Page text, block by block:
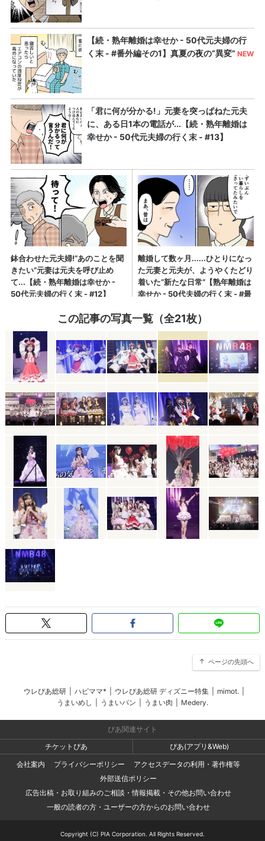
この記事の写真一覧（全21枚）
ページの先頭へ
ウレぴあ総研 ハピママ* ウレぴあ総研 ディズニー特集 mimot.
うまいめし
うまいパン うまい肉 Medery.
ぴあ関連サイト
チケットぴあ
ぴあ(アプリ&Web)
会社案内
プライバシーポリシー
アクセスデータの利用・著作権等
外部送信ポリシー
広告出稿・お取り組みのご相談・情報掲載・その他お問い合わせ
一般の読者の方・ユーザーの方からのお問い合わせ
Copyright (C) PIA Corporation. All Rights Reserved.